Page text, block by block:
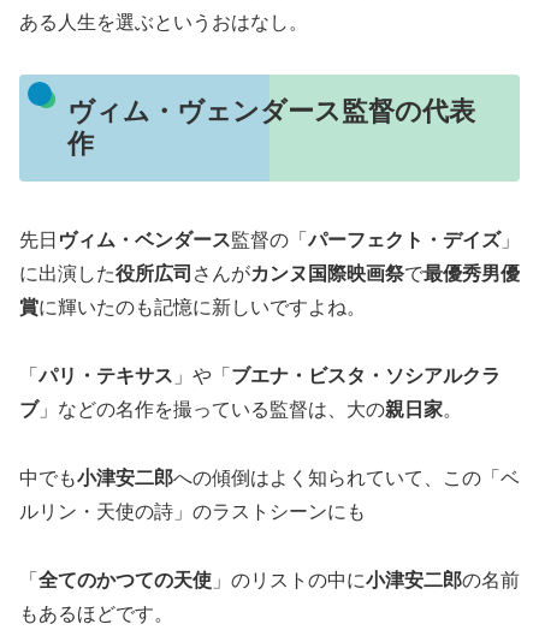
ある人生を選ぶというおはなし。
ヴィム・ヴェンダース監督の代表
作
先日 ヴィム・ベンダース監督の「パーフェクト・デイズ 」
に出演した役所広司 さんがカンヌ国際映画祭で最優秀男優
賞に輝いたのも記憶に新しいですよね。
「パリ・テキサス 」や「 ブエナ・ビスタ・ソシアルクラ
ブ」などの名作を撮っている監督は、大の親日家。
中でも小津安二郎への傾倒はよく知られていて、この「ベ
ルリン・天使の詩」のラストシーンにも
「 全てのかつての天使 」のリストの中に小津安二郎の名前
もあるほどです。